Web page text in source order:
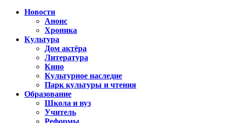
Новости
Анонс
Хроника
Культура
Дом актёра
Литература
Кино
Культурное наследие
Парк культуры и чтения
Образование
Школа и вуз
Учитель